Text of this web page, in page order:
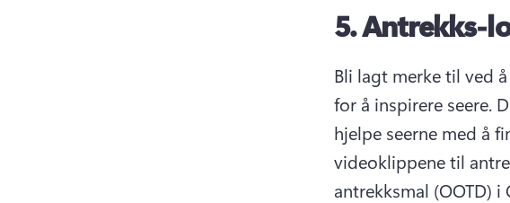
5.Antrekks-
Bli lagt merke til ved
for å inspirere seere.
hjelpe seerne med å
videoklippene til
antrekksmal (OOTD) i